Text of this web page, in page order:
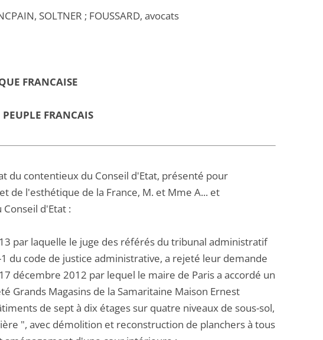
SOLTNER ; FOUSSARD, avocats
FRANCAISE
FRANCAIS
du contentieux du Conseil d'Etat, présenté pour
de l'esthétique de la France, M. et Mme A... et
d'Etat :
par laquelle le juge des référés du tribunal administratif
du code de justice administrative, a rejeté leur demande
décembre 2012 par lequel le maire de Paris a accordé un
Grands Magasins de la Samaritaine Maison Ernest
de sept à dix étages sur quatre niveaux de sous-sol,
", avec démolition et reconstruction de planchers à tous